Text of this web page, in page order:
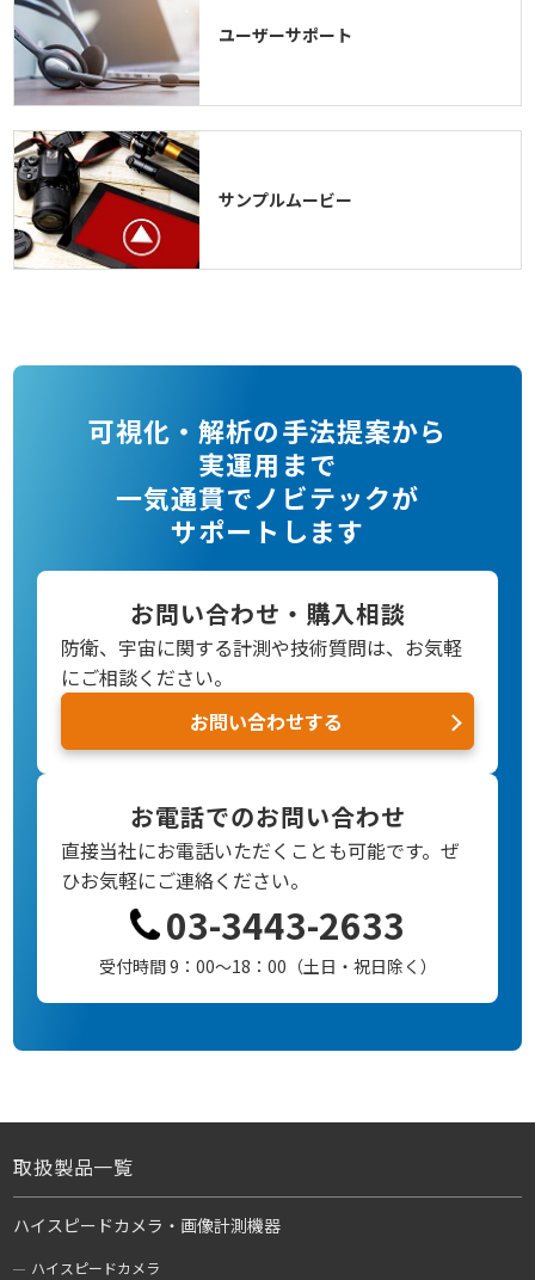
ユーザーサポート
サンプルムービー
可視化・解析の手法提案から
実運用まで
一気通貫でノビテックが
サポートします
お問い合わせ・購入相談
防衛、宇宙に関する計測や技術質問は、お気軽
にご相談ください。
お問い合わせする
お電話でのお問い合わせ
直接当社にお電話いただくことも可能です。ぜ
ひお気軽にご連絡ください。
03-3443-2633
受付時間 9：00～18：00（土日・祝日除く）
取扱製品一覧
ハイスピードカメラ・画像計測機器
ハイスピードカメラ